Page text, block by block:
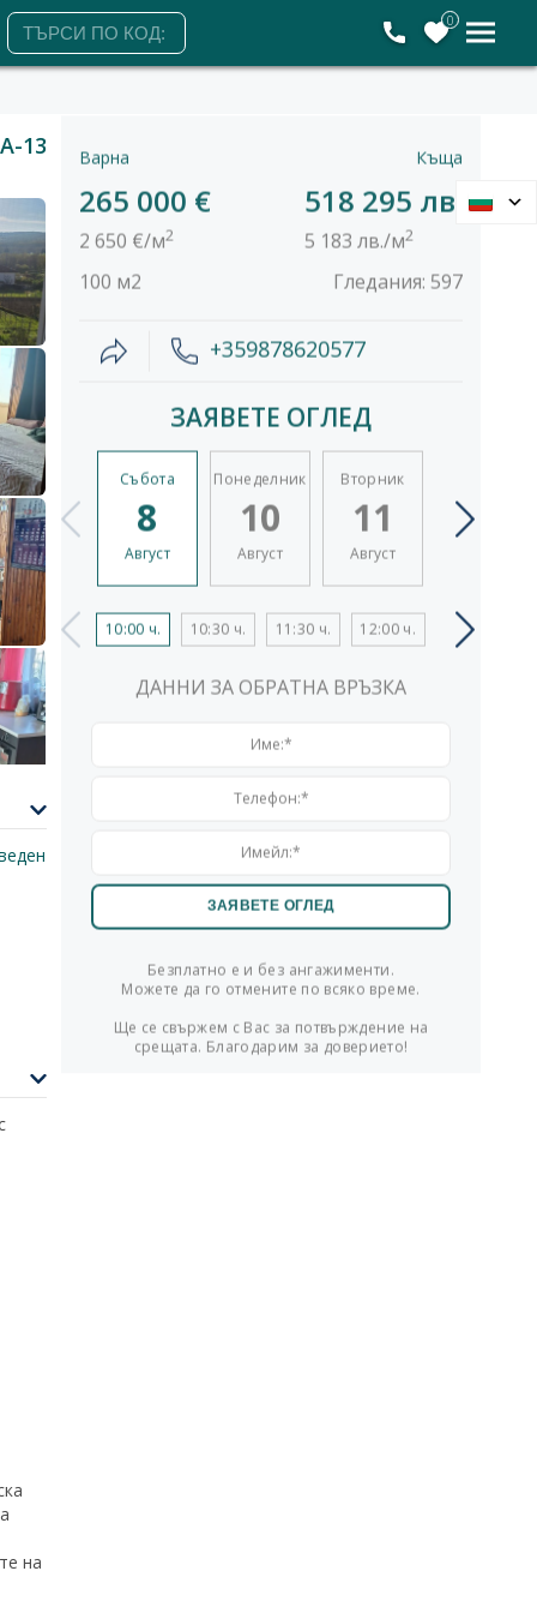
0
13
на
Варна Къща
265 000 €
2 650 €/м2
518 295 лв.
5 183 лв./м2
100 м2 Гледания: 597
+359878620577
ЗАЯВЕТЕ ОГЛЕД
Събота
8
Август
Понеделник
10
Август
Вторник
11
Август
12
10:00 ч. 10:30 ч. 11:30 ч. 12:00 ч. 13:00 ч.
ДАННИ ЗА ОБРАТНА ВРЪЗКА
Безплатно е и без ангажименти.
Можете да го отмените по всяко време.
Ще се свържем с Вас за потвърждение на
срещата. Благодарим за доверието!